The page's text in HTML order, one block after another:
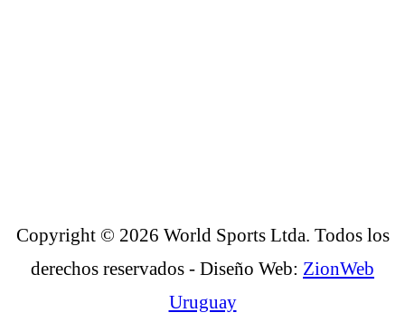
Copyright © 2026 World Sports Ltda. Todos los
derechos reservados - Diseño Web: ZionWeb
Uruguay